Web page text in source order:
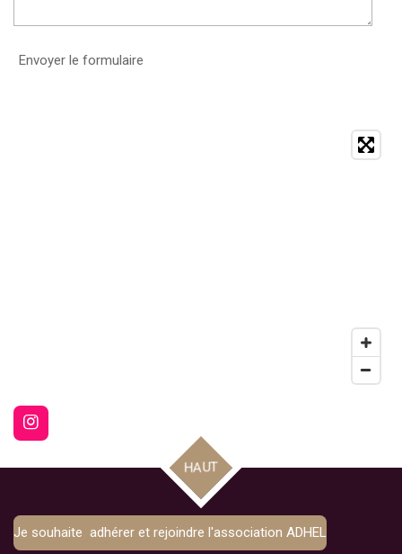
Envoyer le formulaire
I
n
r
HAUT
Je souhaite adhérer et rejoindre l'association ADHEL